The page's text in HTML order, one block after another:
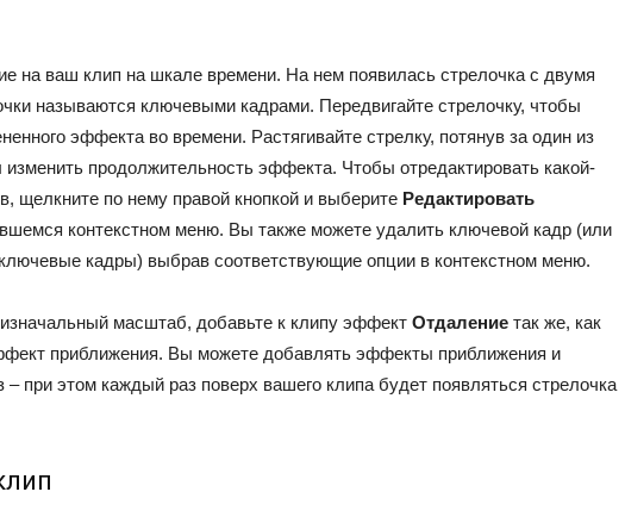
на ваш клип на шкале времени. На нем появилась стрелочка с двумя
называются ключевыми кадрами. Передвигайте стрелочку, чтобы
эффекта во времени. Растягивайте стрелку, потянув за один из
продолжительность эффекта. Чтобы отредактировать какой-
щелкните по нему правой кнопкой и выберите Редактировать
контекстном меню. Вы также можете удалить ключевой кадр (или
кадры) выбрав соответствующие опции в контекстном меню.
масштаб, добавьте к клипу эффект Отдаление так же, как
приближения. Вы можете добавлять эффекты приближения и
– при этом каждый раз поверх вашего клипа будет появляться стрелочка